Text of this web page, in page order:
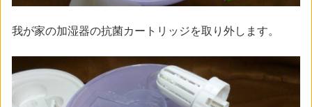
我が家の加湿器の抗菌カートリッジを取り外します。